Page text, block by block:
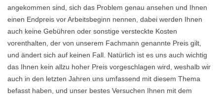
angekommen sind, sich das Problem genau ansehen und Ihnen
einen Endpreis vor Arbeitsbeginn nennen, dabei werden Ihnen
auch keine Gebühren oder sonstige versteckte Kosten
vorenthalten, der von unserem Fachmann genannte Preis gilt,
und ändert sich auf keinen Fall. Natürlich ist es uns auch wichtig
das Ihnen kein allzu hoher Preis vorgeschlagen wird, weshalb wir
auch in den letzten Jahren uns umfassend mit diesem Thema
befasst haben, und unser bestes Versuchen Ihnen mit dem